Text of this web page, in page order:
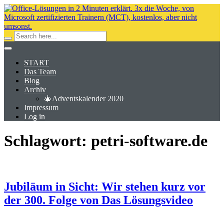
START
Das Team
Blog
Archiv
🎄Adventskalender 2020
Impressum
Log in
Schlagwort: petri-software.de
Jubiläum in Sicht: Wir stehen kurz vor
der 300. Folge von Das Lösungsvideo